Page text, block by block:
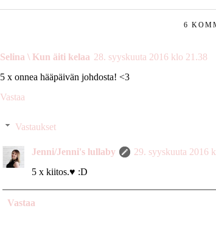
6
Selina \ Kun äiti kelaa 28. syyskuuta 2016 klo 21.38
5 x onnea hääpäivän johdosta! <3
Vastaa
Vastaukset
Jenni/Jenni's lullaby
29. syyskuuta 2016
5 x kiitos.♥ :D
Vastaa